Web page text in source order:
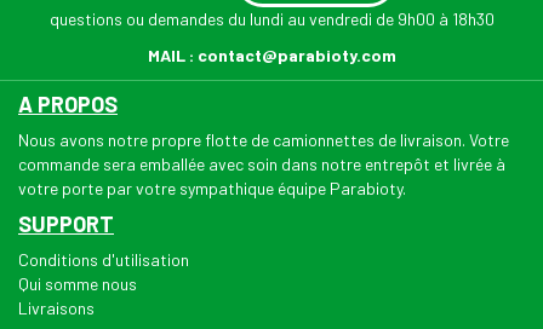
questions ou demandes du lundi au vendredi de 9h00 à 18h30
MAIL : contact@parabioty.com
A PROPOS
Nous avons notre propre flotte de camionnettes de livraison. Votre
commande sera emballée avec soin dans notre entrepôt et livrée à
votre porte par votre sympathique équipe Parabioty.
SUPPORT
Conditions d'utilisation
Qui somme nous
Livraisons